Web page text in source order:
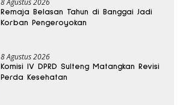
Remaja Belasan Tahun di Banggai Jadi
Korban Pengeroyokan
8 Agustus 2026
Komisi IV DPRD Sulteng Matangkan Revisi
Perda Kesehatan